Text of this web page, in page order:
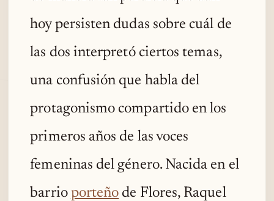
hoy persisten dudas sobre cuál de
las dos interpretó ciertos temas,
una confusión que habla del
protagonismo compartido en los
primeros años de las voces
femeninas del género. Nacida en el
barrio porteño de Flores, Raquel